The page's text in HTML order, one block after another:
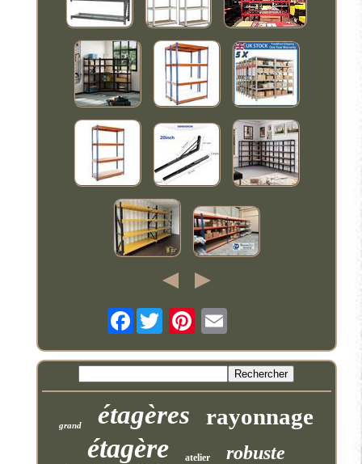
Facebook
grand étagères rayonnage
étagère atelier robuste